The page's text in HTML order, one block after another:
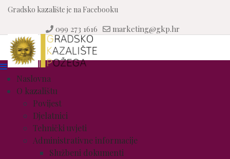
Gradsko kazalište je na Facebooku
099 273 1616 marketing@gkp.hr
Naslovna
O kazalištu
Povijest
Djelatnici
Tehnički uvjeti
Administrativne informacije
Službeni dokumenti